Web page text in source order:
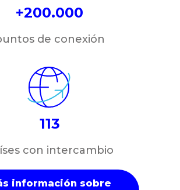
+200.000
de conexión
113
con intercambio
información sobre